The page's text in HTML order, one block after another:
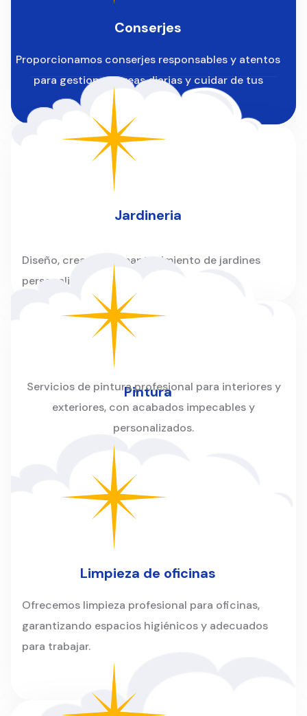
Conserjes
Proporcionamos conserjes responsables y atentos
para gestionar tareas diarias y cuidar de tus
instalaciones.
Jardineria
Diseño, creación y mantenimiento de jardines
personalizados para hogares y empresas.
Pintura
Servicios de pintura profesional para interiores y
exteriores, con acabados impecables y
personalizados.
Limpieza de oficinas
Ofrecemos limpieza profesional para oficinas,
garantizando espacios higiénicos y adecuados
para trabajar.